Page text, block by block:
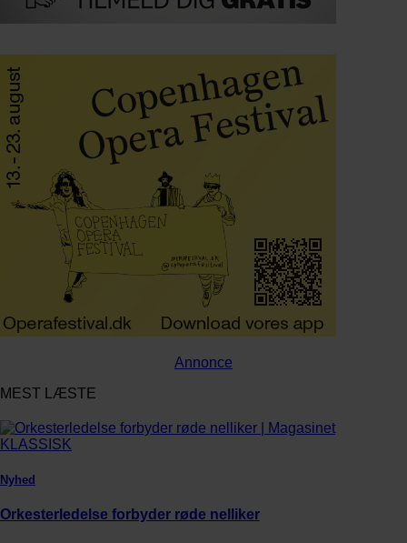
Annonce
MEST LÆSTE
Nyhed
Orkesterledelse forbyder røde nelliker